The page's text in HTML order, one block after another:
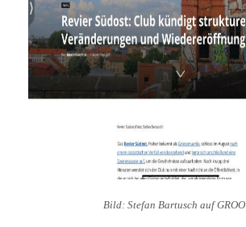
Bild: Stefan Bartusch auf